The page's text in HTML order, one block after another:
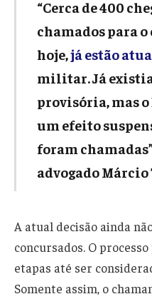
“Cerca de 400
chamados para o
hoje,já estão
militar. Já
provisória, mas
um efeito
foram
advogado
A atual decisão ainda
concursados. O
etapas até ser
Somente assim, o